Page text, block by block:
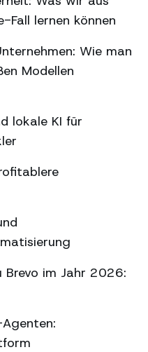
Fall lernen können
Wie man
Modellen
lokale KI für
Brevo im Jahr 2026: